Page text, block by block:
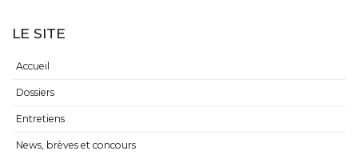
LE SITE
Accueil
Dossiers
Entretiens
News, brèves et concours